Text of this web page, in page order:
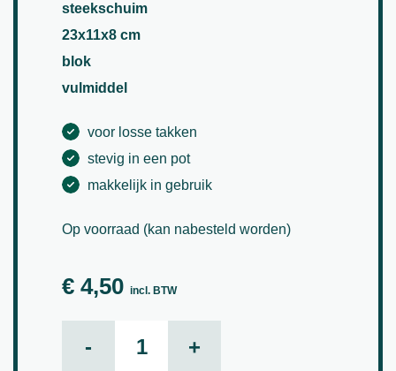
steekschuim
23x11x8 cm
blok
vulmiddel
voor losse takken
stevig in een pot
makkelijk in gebruik
Op voorraad (kan nabesteld worden)
€ 4,50 incl. BTW
- +